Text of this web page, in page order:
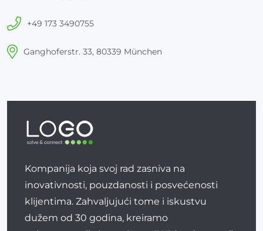
+49 173 3490755
Ganghoferstr. 33, 80339 München
Kompanija koja svoj rad zasniva na
inovativnosti, pouzdanosti i posvećenosti
klijentima. Zahvaljujući tome i iskustvu
dužem od 30 godina, kreiramo